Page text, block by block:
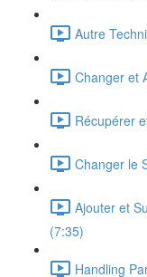
Autre
Changer et
Récupérer
Changer le
Ajouter et
(7:35)
Handling